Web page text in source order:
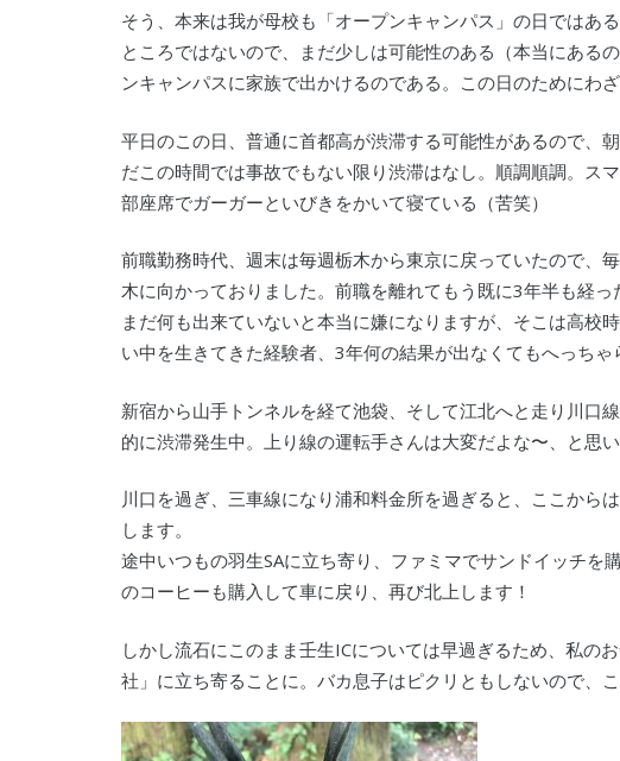
そう、本来は我が母校も「オープンキャンパス」の日ではあ
ところではないので、まだ少しは可能性のある（本当にある
ンキャンパスに家族で出かけるのである。この日のために
平日のこの日、普通に首都高が渋滞する可能性があるので、
だこの時間では事故でもない限り渋滞はなし。順調順調。ス
部座席でガーガーといびきをかいて寝ている（苦笑）
前職勤務時代、週末は毎週栃木から東京に戻っていたので、
木に向かっておりました。前職を離れてもう既に3年半も経っ
まだ何も出来ていないと本当に嫌になりますが、そこは高校
い中を生きてきた経験者、3年何の結果が出なくてもへっち
新宿から山手トンネルを経て池袋、そして江北へと走り川口
的に渋滞発生中。上り線の運転手さんは大変だよな〜、と思
川口を過ぎ、三車線になり浦和料金所を過ぎると、ここから
します。
途中いつもの羽生SAに立ち寄り、ファミマでサンドイッチを
のコーヒーも購入して車に戻り、再び北上します！
しかし流石にこのまま壬生ICについては早過ぎるため、私の
社」に立ち寄ることに。バカ息子はピクリともしないので、